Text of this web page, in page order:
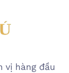
vị hàng đầu